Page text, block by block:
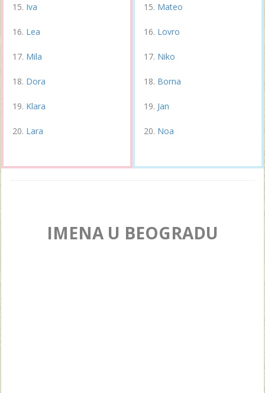
Iva
Lea
Mila
Dora
Klara
Lara
Mateo
Lovro
Niko
Borna
Jan
Noa
IMENA U BEOGRADU